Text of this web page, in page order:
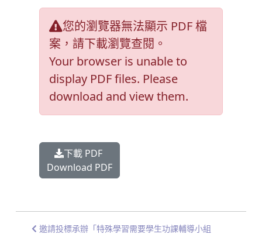
您的瀏覽器無法顯示 PDF 檔
案，請下載瀏覽查閱。
Your browser is unable to
display PDF files. Please
download and view them.
下載 PDF
Download PDF
邀請投標承辦「特殊學習需要學生功課輔導小組